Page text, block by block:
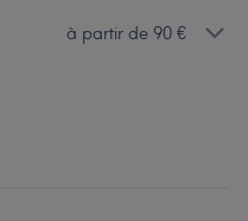
à partir de 90 €